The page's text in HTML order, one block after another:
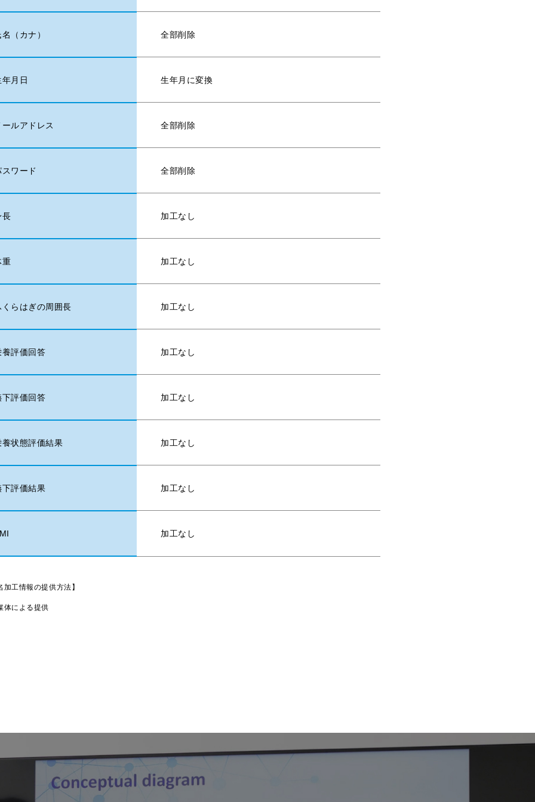
（カナ） 全部削除
年月日 生年月に変換
ールアドレス 全部削除
スワード 全部削除
長 加工なし
重 加工なし
くらはぎの周囲長 加工なし
養評価回答 加工なし
下評価回答 加工なし
養状態評価結果 加工なし
下評価結果 加工なし
加工なし
加工情報の提供方法】
体による提供